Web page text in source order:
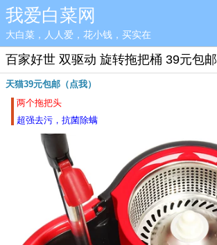
我爱白菜网
大白菜，人人爱，花小钱，买实在
百家好世 双驱动 旋转拖把桶 39元包邮
天猫39元包邮（点我）
两个拖把头
超强去污，抗菌除螨